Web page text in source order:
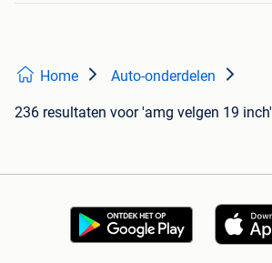
Home Auto-onderdelen
236 resultaten voor 'amg velgen 19 inch'